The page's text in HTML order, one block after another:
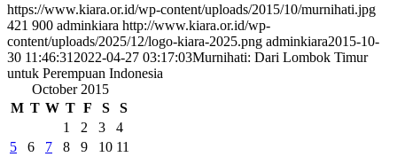
https://www.kiara.or.id/wp-content/uploads/2015/10/murnihati.jpg
421 900 adminkiara http://www.kiara.or.id/wp-
content/uploads/2025/12/logo-kiara-2025.png adminkiara2015-10-
30 11:46:31 2022-04-27 03:17:03Murnihati: Dari Lombok Timur
untuk Perempuan Indonesia
October 2015
M T W T F S
S
1
2 3
4
5
6 7 8 9 10 11